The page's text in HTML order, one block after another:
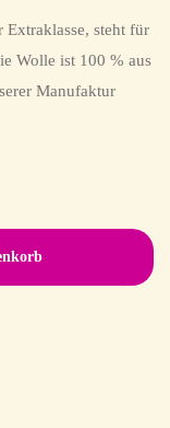
Extraklasse, steht für
Wolle ist 100 % aus
Manufaktur